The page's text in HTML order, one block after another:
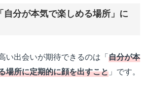
自分が本気で楽しめる場所」に
い出会いが期待できるのは「自分が本
場所に定期的に顔を出すこと 」です。